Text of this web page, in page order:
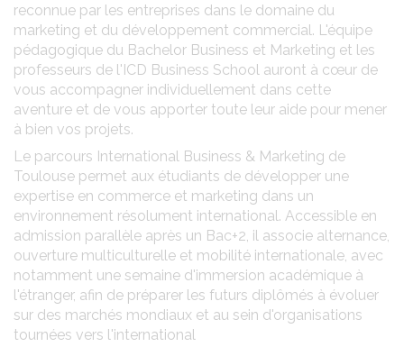
reconnue par les entreprises dans le domaine du
marketing et du développement commercial. L'équipe
pédagogique du Bachelor Business et Marketing et les
professeurs de l'ICD Business School auront à cœur de
vous accompagner individuellement dans cette
aventure et de vous apporter toute leur aide pour mener
à bien vos projets.
Le parcours International Business & Marketing de
Toulouse permet aux étudiants de développer une
expertise en commerce et marketing dans un
environnement résolument international. Accessible en
admission parallèle après un Bac+2, il associe alternance,
ouverture multiculturelle et mobilité internationale, avec
notamment une semaine d'immersion académique à
l'étranger, afin de préparer les futurs diplômés à évoluer
sur des marchés mondiaux et au sein d'organisations
tournées vers l'international